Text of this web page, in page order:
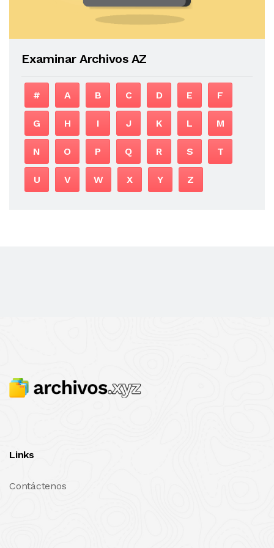
Examinar Archivos AZ
# A B C D E F
G H I J K L M
N O P Q R S T
U V W X Y Z
Links
Contáctenos